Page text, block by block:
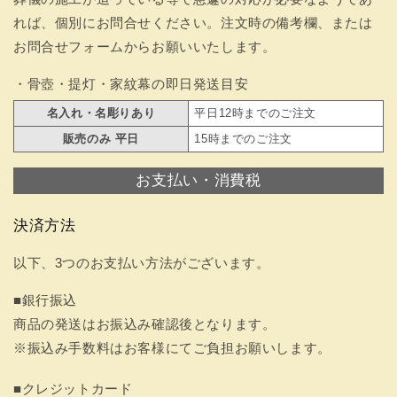
れば、個別にお問合せください。注文時の備考欄、または
お問合せフォームからお願いいたします。
・骨壺・提灯・家紋幕の即日発送目安
名入れ・名彫りあり
平日12時までのご注文
販売のみ 平日
15時までのご注文
お支払い・消費税
決済方法
以下、3つのお支払い方法がございます。
■銀行振込
商品の発送はお振込み確認後となります。
※振込み手数料はお客様にてご負担お願いします。
■クレジットカード